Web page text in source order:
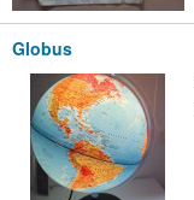
Globus